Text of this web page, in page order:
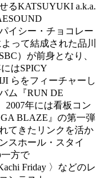
るKATSUYUKI a.k.a.
イシー・チョコレー
って結成された品川
）が前身となり、
はSPICY
らをフィーチャーし
ム『RUN DE
2007年には看板コン
BLAZE』の第一弾
てきたリンクを活か
スホール・スタイ
方で
Friday 〉などのレ